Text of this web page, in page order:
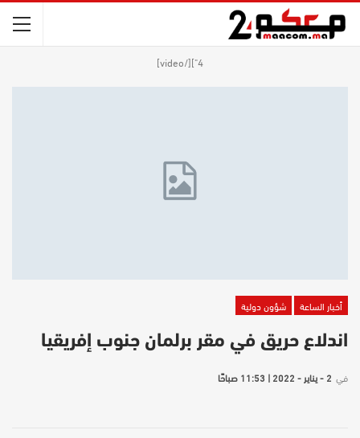
4"][/video]
أخبار الساعة شؤون دولية
اندلاع حريق في مقر برلمان جنوب إفريقيا
في 2 - يناير - 2022 | 11:53 صباحًا